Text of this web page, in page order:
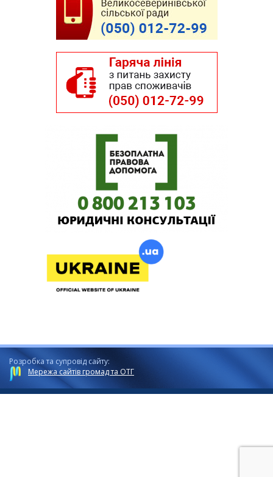
Розробка та супровід сайту:
Мережа сайтів громад та ОТГ